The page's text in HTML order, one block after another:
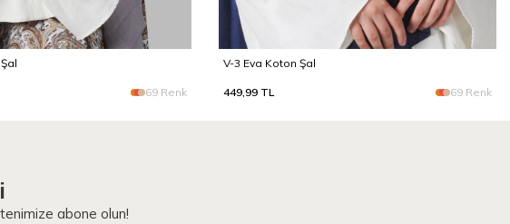
69 Renk
V-3 Eva Koton Şal
449,99 TL 69 Renk
abone olun!